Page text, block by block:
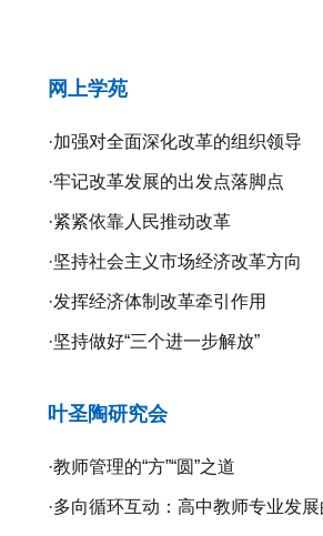
网上学苑
·加强对全面深化改革的组织领导
·牢记改革发展的出发点落脚点
·紧紧依靠人民推动改革
·坚持社会主义市场经济改革方向
·发挥经济体制改革牵引作用
·坚持做好“三个进一步解放”
叶圣陶研究会
·教师管理的“方”“圆”之道
·多向循环互动：高中教师专业发